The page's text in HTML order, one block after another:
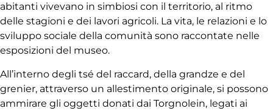
abitanti vivevano in simbiosi con il territorio, al ritmo
delle stagioni e dei lavori agricoli. La vita, le relazioni e lo
sviluppo sociale della comunità sono raccontate nelle
esposizioni del museo.
All’interno degli tsé del raccard, della grandze e del
grenier, attraverso un allestimento originale, si possono
ammirare gli oggetti donati dai Torgnolein, legati ai